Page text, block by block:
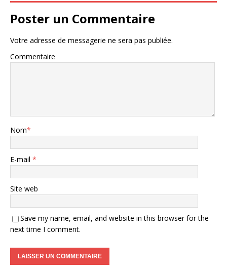
Poster un Commentaire
Votre adresse de messagerie ne sera pas publiée.
Commentaire
Nom*
E-mail *
Site web
Save my name, email, and website in this browser for the
next time I comment.